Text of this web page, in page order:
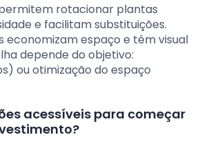
rotacionar plantas
e facilitam substituições.
economizam espaço e têm visual
depende do objetivo:
ou otimização do espaço
acessíveis para começar